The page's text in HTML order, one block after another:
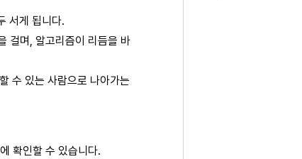
서게 됩니다.
걸며, 알고리즘이 리듬을 바
수 있는 사람으로 나아가는
확인할 수 있습니다.